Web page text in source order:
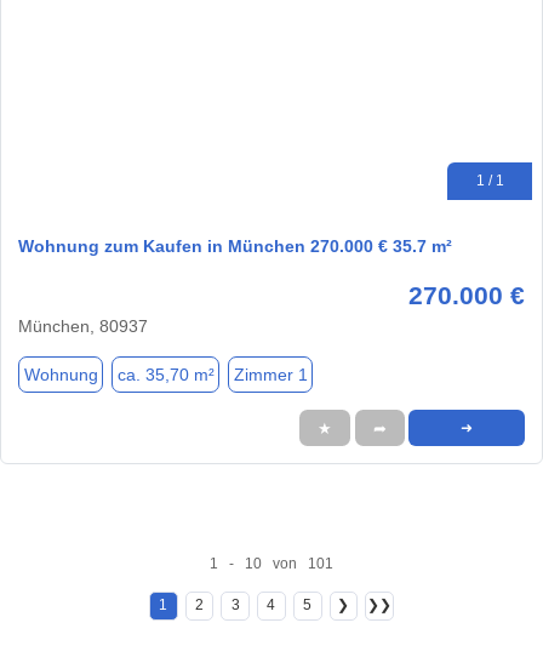
1 / 1
Wohnung zum Kaufen in München 270.000 € 35.7 m²
270.000 €
München, 80937
Wohnung ca. 35,70 m² Zimmer 1
★ ➦ ➜
1 - 10 von 101
1 2 3 4 5 ❯ ❯❯